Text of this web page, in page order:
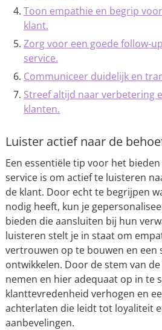
Toon empathie en begrip
klant.
Zorg voor een goede follow-
service.
Communiceer duidelijk en
Streef altijd naar verbetering
klanten.
Luister actief naar de
Een essentiële tip voor het
service is om actief te luisteren
de klant. Door echt te begrijpen
nodig heeft, kun je
bieden die aansluiten bij hun
luisteren stelt je in staat om
vertrouwen op te bouwen en een
ontwikkelen. Door de stem van
nemen en hier adequaat op in te
klanttevredenheid verhogen en
achterlaten die leidt tot loyaliteit
aanbevelingen.